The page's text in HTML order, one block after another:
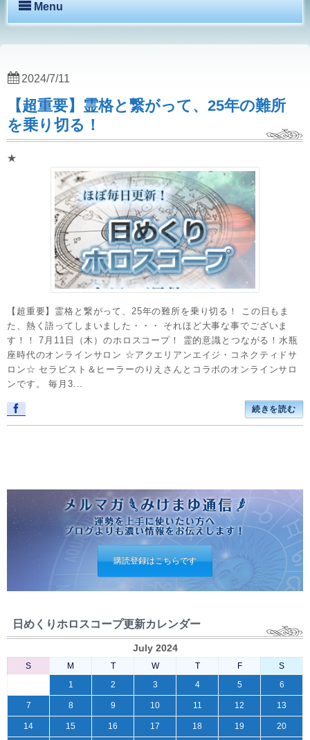
Menu
【超重要】霊格と繋がって、25年の難所
を乗り切る！
★
【超重要】霊格と繋がって、25年の難所を乗り切る！ この日もま
た、熱く語ってしまいました・・・ それほど大事な事でございま
す！！ 7月11日（木）のホロスコープ！ 霊的意識とつながる！水瓶
座時代のオンラインサロン ☆アクエリアンエイジ・コネクティドサ
ロン☆ セラピスト＆ヒーラーのりえさんとコラボのオンラインサロ
ンです。 毎月3...
続きを読む
2024/7/11
購読登録はこちらです
日めくりホロスコープ更新カレンダー
July 2024
S M T W T F
S
1
2 3 4 5 6
7 8 9 10 11 12 13
14 15 16 17 18 19 20